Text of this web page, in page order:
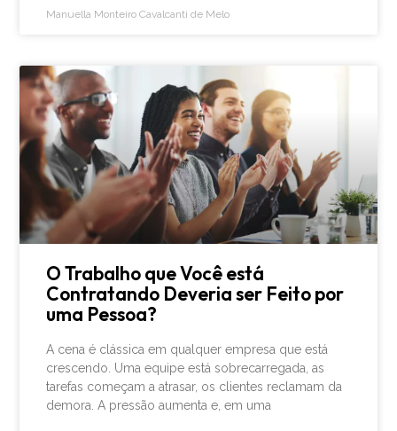
Manuella Monteiro Cavalcanti de Melo
O Trabalho que Você está
Contratando Deveria ser Feito por
uma Pessoa?
A cena é clássica em qualquer empresa que está
crescendo. Uma equipe está sobrecarregada, as
tarefas começam a atrasar, os clientes reclamam da
demora. A pressão aumenta e, em uma